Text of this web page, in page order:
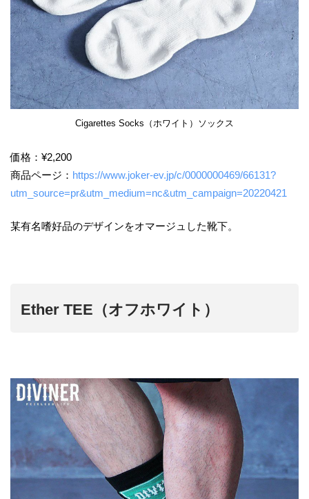
Cigarettes Socks（ホワイト）ソックス
価格：¥2,200
商品ページ： https://www.joker-ev.jp/c/0000000469/66131?
utm_source=pr&utm_medium=nc&utm_campaign=20220421
某有名嗜好品のデザインをオマージュした靴下。
Ether TEE（オフホワイト）